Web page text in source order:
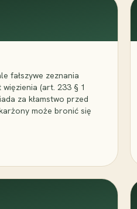
fałszywe zeznania
(art. 233 § 1
za kłamstwo przed
może bronić się